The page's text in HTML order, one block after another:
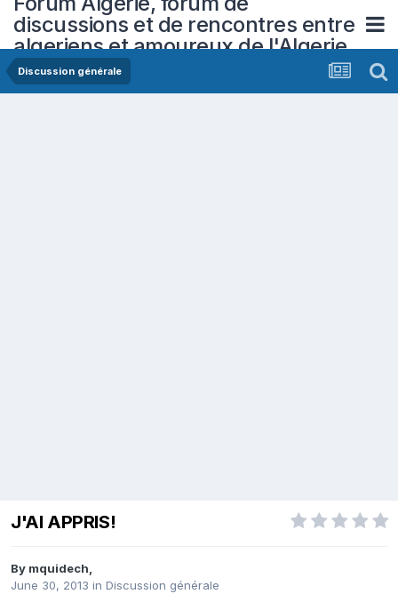
discussions et de rencontres entre
algeriens et amoureux de l'Algerie
Discussion générale
J'AI APPRIS!
By mquidech,
June 30, 2013 in Discussion générale